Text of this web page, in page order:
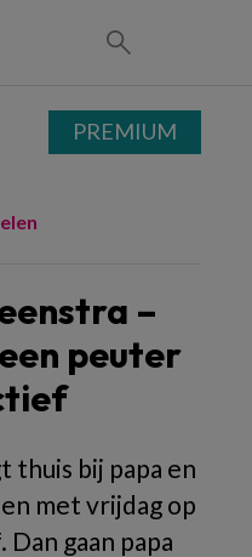
–
peuter
thuis bij papa en
met vrijdag op
gaan papa
PREMIUM